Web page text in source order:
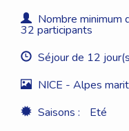
Nombre minimum
32 participants
Séjour de 12
NICE - Alpes
Saisons :
Eté